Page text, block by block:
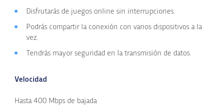
Disfrutarás de juegos online sin interrupciones.
Podrás compartir la conexión con varios dispositivos a la
vez.
Tendrás mayor seguridad en la transmisión de datos.
Velocidad
Hasta 400 Mbps de bajada